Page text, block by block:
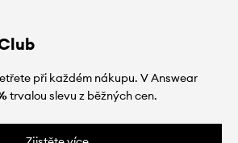
při každém nákupu. V Answear
trvalou slevu z běžných cen.